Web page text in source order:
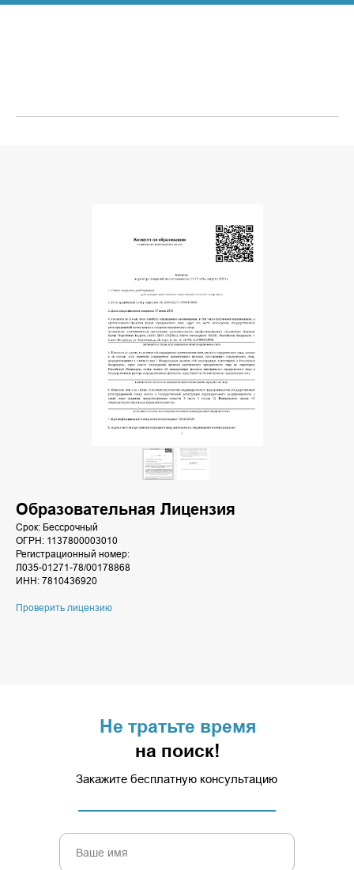
Образовательная Лицензия
Срок: Бессрочный
ОГРН: 1137800003010
Регистрационный номер:
Л035-01271-78/00178868
ИНН: 7810436920
Проверить лицензию
Закажите бесплатную консультацию
Не тратьте время
на поиск!